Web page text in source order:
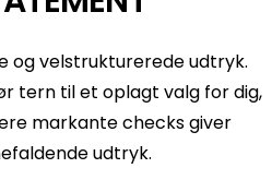
og velstrukturerede udtryk.
tern til et oplagt valg for dig,
markante checks giver
udtryk.